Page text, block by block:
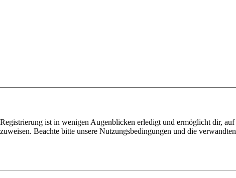
ist in wenigen Augenblicken erledigt und ermöglicht dir,
Beachte bitte unsere Nutzungsbedingungen und die